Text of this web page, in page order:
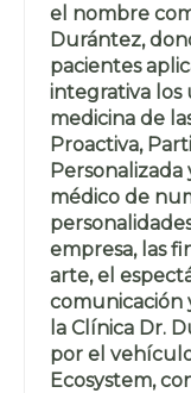
el nombre
Durántez,
pacientes
integrativa los
medicina de
Proactiva,
Personalizada
médico de
empresa, las
arte, el
comunicación
la Clínica Dr.
por el
Ecosystem,